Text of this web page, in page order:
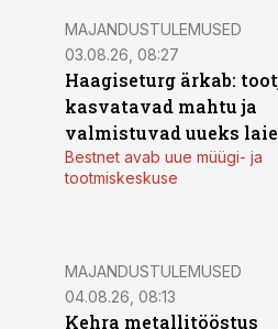
MAJANDUSTULEMUSED
03.08.26, 08:27
Haagiseturg ärkab:
kasvatavad mahtu ja
valmistuvad uueks
Bestnet avab uue müügi- ja
tootmiskeskuse
MAJANDUSTULEMUSED
04.08.26, 08:13
Kehra metallitööstus